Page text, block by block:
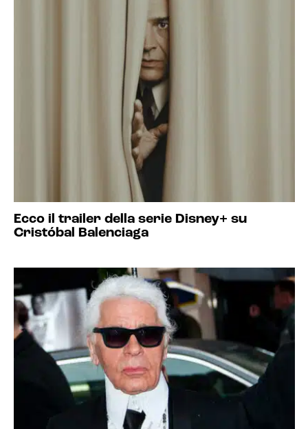
Ecco il trailer della serie Disney+ su
Cristóbal Balenciaga